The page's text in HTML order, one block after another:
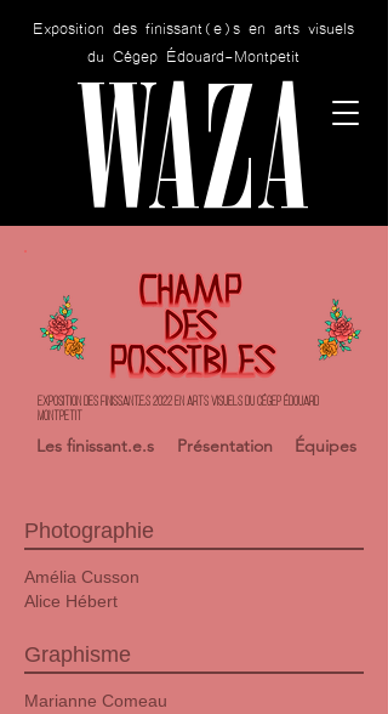
Exposition des finissant(e)s en arts visuels
du Cégep Édouard-Montpetit
WAZA
EXPOSITION DES FINISSANT.e.S 2022 EN ARTS VISUELS DU CÉGEP ÉDOUARD
MONTPETIT
Les finissant.e.s Présentation Équipes
Photographie
Amélia Cusson
Alice Hébert
Graphisme
Marianne Comeau